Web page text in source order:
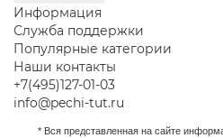
Информация
Служба поддержки
Популярные категории
Наши контакты
+7(495)127-01-03
info@pechi-tut.ru
* Вся представленная на сайте